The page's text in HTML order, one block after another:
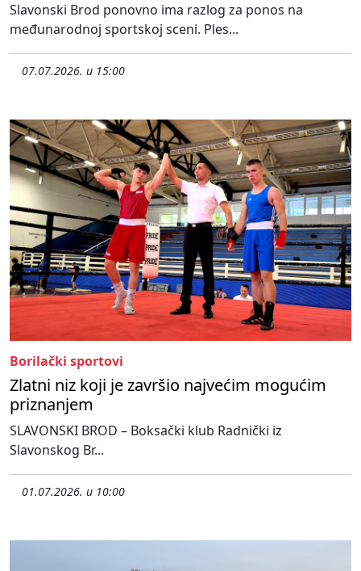
Slavonski Brod ponovno ima razlog za ponos na
međunarodnoj sportskoj sceni. Ples...
07.07.2026. u 15:00
Borilački sportovi
Zlatni niz koji je završio najvećim mogućim
priznanjem
SLAVONSKI BROD – Boksački klub Radnički iz
Slavonskog Br...
01.07.2026. u 10:00